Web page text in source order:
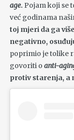
age. Pojam koji se
već godinama
toj mjeri da ga
negativno,
poprimio je tolike
govoriti o anti-
protiv starenja, a